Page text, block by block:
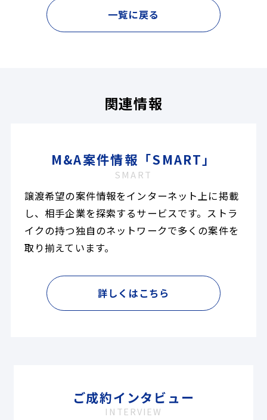
一覧に戻る
関連情報
M&A案件情報「SMART」
SMART
譲渡希望の案件情報をインターネット上に掲載
し、相手企業を探索するサービスです。ストラ
イクの持つ独自のネットワークで多くの案件を
取り揃えています。
詳しくはこちら
ご成約インタビュー
INTERVIEW